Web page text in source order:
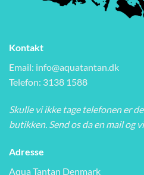
Kontakt
Email: info@aquatantan.dk
Telefon: 3138 1588
Skulle vi ikke tage telefonen er
butikken. Send os da en mail og
Adresse
Aqua Tantan Denmark